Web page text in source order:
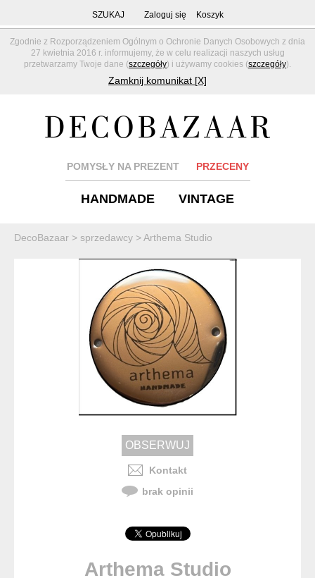
Zgodnie z Rozporządzeniem Ogólnym o Ochronie Danych Osobowych z dnia
27 kwietnia 2016 r. informujemy, że w celu realizacji naszych usług
przetwarzamy Twoje dane (szczegóły) i używamy cookies (szczegóły).
Zamknij komunikat [X]
SZUKAJ Zaloguj się Koszyk
POMYSŁY NA PREZENT PRZECENY
HANDMADE VINTAGE
DecoBazaar > sprzedawcy >Arthema Studio
Kontakt
brak opinii
Arthema Studio